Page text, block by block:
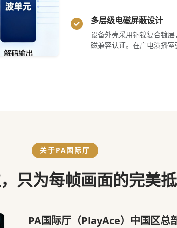
多层级电磁屏蔽设计
设备外壳采用铜镍复合镀
磁兼容认证。在广电演播室
关于PA国际厅
只为每帧画面的完美
PA国际厅（PlayAce）中国区总